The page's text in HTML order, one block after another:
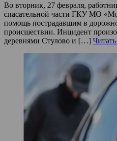
Во вторник, 27 февраля,
спасательной части ГКУ МО
помощь пострадавшим в
происшествии. Инцидент
деревнями Стулово и […]